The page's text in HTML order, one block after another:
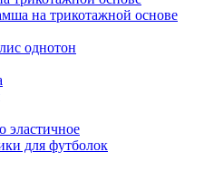
на трикотажной основе
однотон
эластичное
для футболок